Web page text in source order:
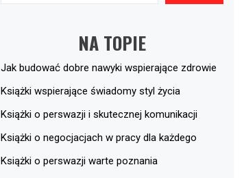
NA TOPIE
Jak budować dobre nawyki wspierające zdrowie
Książki wspierające świadomy styl życia
Książki o perswazji i skutecznej komunikacji
Książki o negocjacjach w pracy dla każdego
Książki o perswazji warte poznania